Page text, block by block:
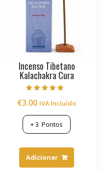
Incenso Tibetano
Kalachakra Cura
5.00
€3.00 IVA Incluído
+3 Pontos
Adicionar